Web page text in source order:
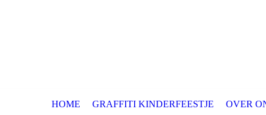
HOME GRAFFITI KINDERFEESTJE OVER